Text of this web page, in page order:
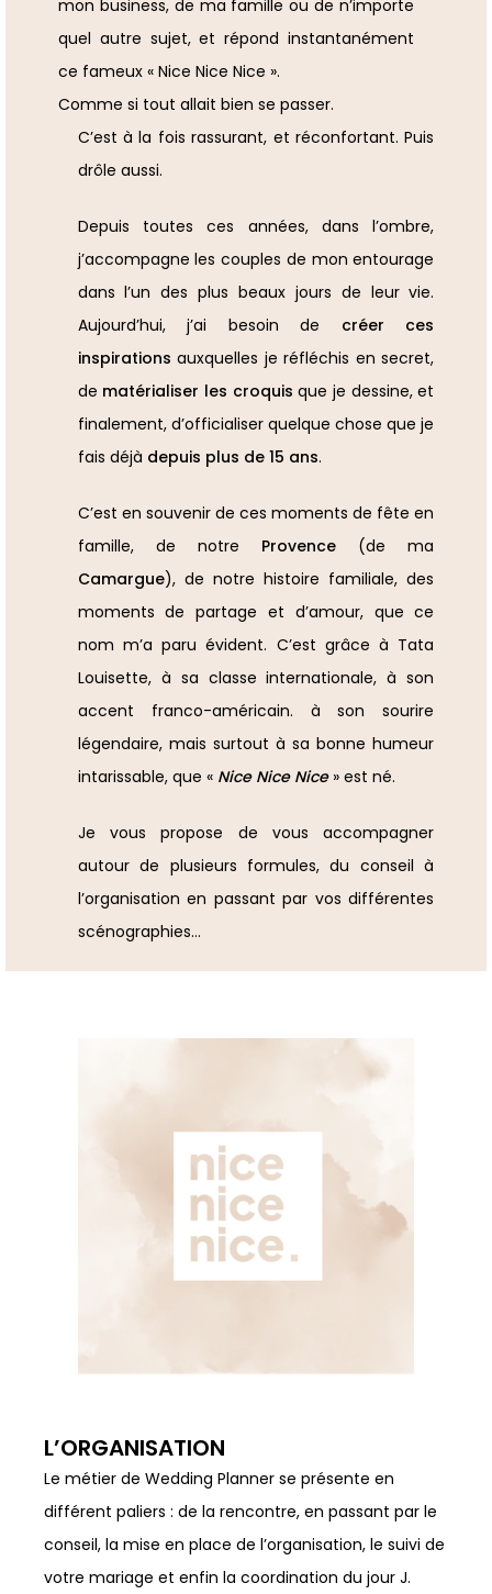
mon business, de ma famille ou de n’importe
quel autre sujet, et répond instantanément
ce fameux « Nice Nice Nice ».
Comme si tout allait bien se passer.
C’est à la fois rassurant, et réconfortant. Puis
drôle aussi.
Depuis toutes ces années, dans l’ombre,
j’accompagne les couples de mon entourage
dans l’un des plus beaux jours de leur vie.
Aujourd’hui, j’ai besoin de créer ces
inspirations auxquelles je réfléchis en secret,
de matérialiser les croquis que je dessine, et
finalement, d’officialiser quelque chose que je
fais déjà depuis plus de 15 ans.
C’est en souvenir de ces moments de fête en
famille, de notre Provence (de ma
Camargue), de notre histoire familiale, des
moments de partage et d’amour, que ce
nom m’a paru évident. C’est grâce à Tata
Louisette, à sa classe internationale, à son
accent franco-américain. à son sourire
légendaire, mais surtout à sa bonne humeur
intarissable, que « Nice Nice Nice» est né.
Je vous propose de vous accompagner
autour de plusieurs formules, du conseil à
l’organisation en passant par vos différentes
scénographies…
L’ORGANISATION
Le métier de Wedding Planner se présente en
différent paliers : de la rencontre, en passant par le
conseil, la mise en place de l’organisation, le suivi de
votre mariage et enfin la coordination du jour J.